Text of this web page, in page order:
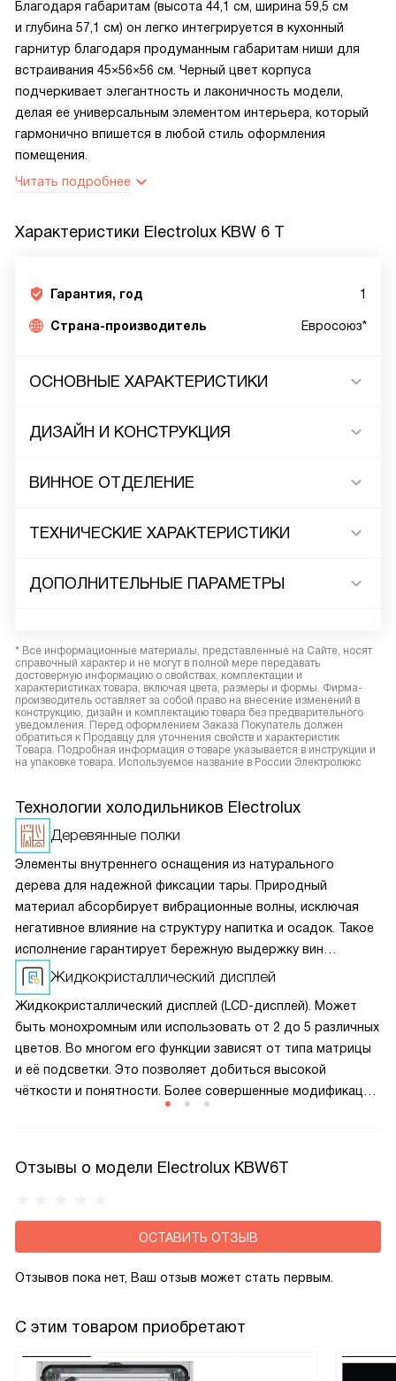
Благодаря габаритам (высота 44,1 см, ширина 59,5 см
и глубина 57,1 см) он легко интегрируется в кухонный
гарнитур благодаря продуманным габаритам ниши для
встраивания 45×56×56 см. Черный цвет корпуса
подчеркивает элегантность и лаконичность модели,
делая ее универсальным элементом интерьера, который
гармонично впишется в любой стиль оформления
помещения.
Читать подробнее
Характеристики Electrolux KBW 6 T
Гарантия, год 1
Страна-производитель Евросоюз*
ОСНОВНЫЕ ХАРАКТЕРИСТИКИ
ДИЗАЙН И КОНСТРУКЦИЯ
ВИННОЕ ОТДЕЛЕНИЕ
ТЕХНИЧЕСКИЕ ХАРАКТЕРИСТИКИ
ДОПОЛНИТЕЛЬНЫЕ ПАРАМЕТРЫ
* Все информационные материалы, представленные на Сайте, носят
справочный характер и не могут в полной мере передавать
достоверную информацию о свойствах, комплектации и
характеристиках товара, включая цвета, размеры и формы. Фирма-
производитель оставляет за собой право на внесение изменений в
конструкцию, дизайн и комплектацию товара без предварительного
уведомления. Перед оформлением Заказа Покупатель должен
обратиться к Продавцу для уточнения свойств и характеристик
Товара. Подробная информация о товаре указывается в инструкции и
на упаковке товара. Используемое название в России Электролюкс
Технологии холодильников Electrolux
Деревянные полки
Элементы внутреннего оснащения из натурального
дерева для надежной фиксации тары. Природный
материал абсорбирует вибрационные волны, исключая
негативное влияние на структуру напитка и осадок. Такое
исполнение гарантирует бережную выдержку вин
и придает камере изысканный внешний облик.
Жидкокристаллический дисплей
Жидкокристаллический дисплей (LCD-дисплей). Может
быть монохромным или использовать от 2 до 5 различных
цветов. Во многом его функции зависят от типа матрицы
и её подсветки. Это позволяет добиться высокой
чёткости и понятности. Более совершенные модификации
Отзывы о модели Electrolux KBW6T
ОСТАВИТЬ ОТЗЫВ
Отзывов пока нет, Ваш отзыв может стать первым.
С этим товаром приобретают